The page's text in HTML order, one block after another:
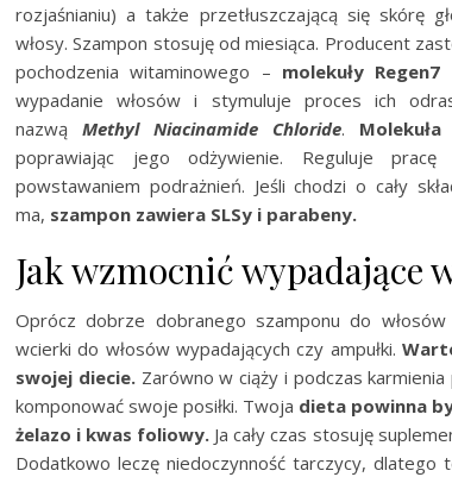
rozjaśnianiu) a także przetłuszczającą się skórę
włosy. Szampon stosuję od miesiąca. Producent
pochodzenia witaminowego – molekuły
wypadanie włosów i stymuluje proces ich
nazwą Methyl Niacinamide Chloride.
poprawiając jego odżywienie. Reguluje
powstawaniem podrażnień. Jeśli chodzi o cały
ma, szampon zawiera SLSy i parabeny.
Jak wzmocnić wypadające
Oprócz dobrze dobranego szamponu do
wcierki do włosów wypadających czy ampułki.
swojej diecie. Zarówno w ciąży i podczas
komponować swoje posiłki. Twoja dieta powinna
żelazo i kwas foliowy. Ja cały czas stosuję
Dodatkowo leczę niedoczynność tarczycy, dlatego